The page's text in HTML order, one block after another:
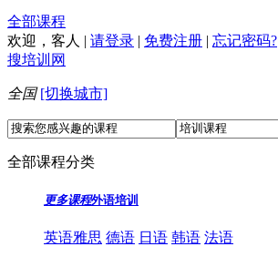
全部课程
欢迎， 客人 | 请登录 | 免费注册 | 忘记密码?
搜培训网
全国 [切换城市]
全部课程分类
更多课程外语培训
英语雅思 德语 日语 韩语 法语